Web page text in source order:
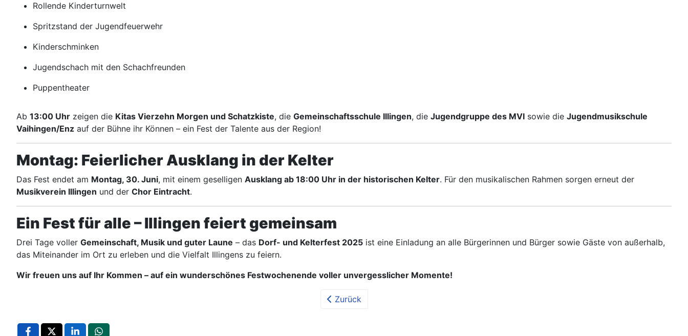
Rollende Kinderturnwelt
Spritzstand der Jugendfeuerwehr
Kinderschminken
Jugendschach mit den Schachfreunden
Puppentheater
Ab 13:00 Uhr zeigen die Kitas Vierzehn Morgen und Schatzkiste, die Gemeinschaftsschule Illingen, die Jugendgruppe des MVI sowie die Jugendmusikschule
Vaihingen/Enz auf der Bühne ihr Können – ein Fest der Talente aus der Region!
Montag: Feierlicher Ausklang in der Kelter
Das Fest endet am Montag, 30. Juni, mit einem geselligen Ausklang ab 18:00 Uhr in der historischen Kelter. Für den musikalischen Rahmen sorgen erneut der
Musikverein Illingen und der Chor Eintracht.
Ein Fest für alle – Illingen feiert gemeinsam
Drei Tage voller Gemeinschaft, Musik und guter Laune – das Dorf- und Kelterfest 2025 ist eine Einladung an alle Bürgerinnen und Bürger sowie Gäste von außerhalb,
das Miteinander im Ort zu erleben und die Vielfalt Illingens zu feiern.
Wir freuen uns auf Ihr Kommen – auf ein wunderschönes Festwochenende voller unvergesslicher Momente!
Zurück